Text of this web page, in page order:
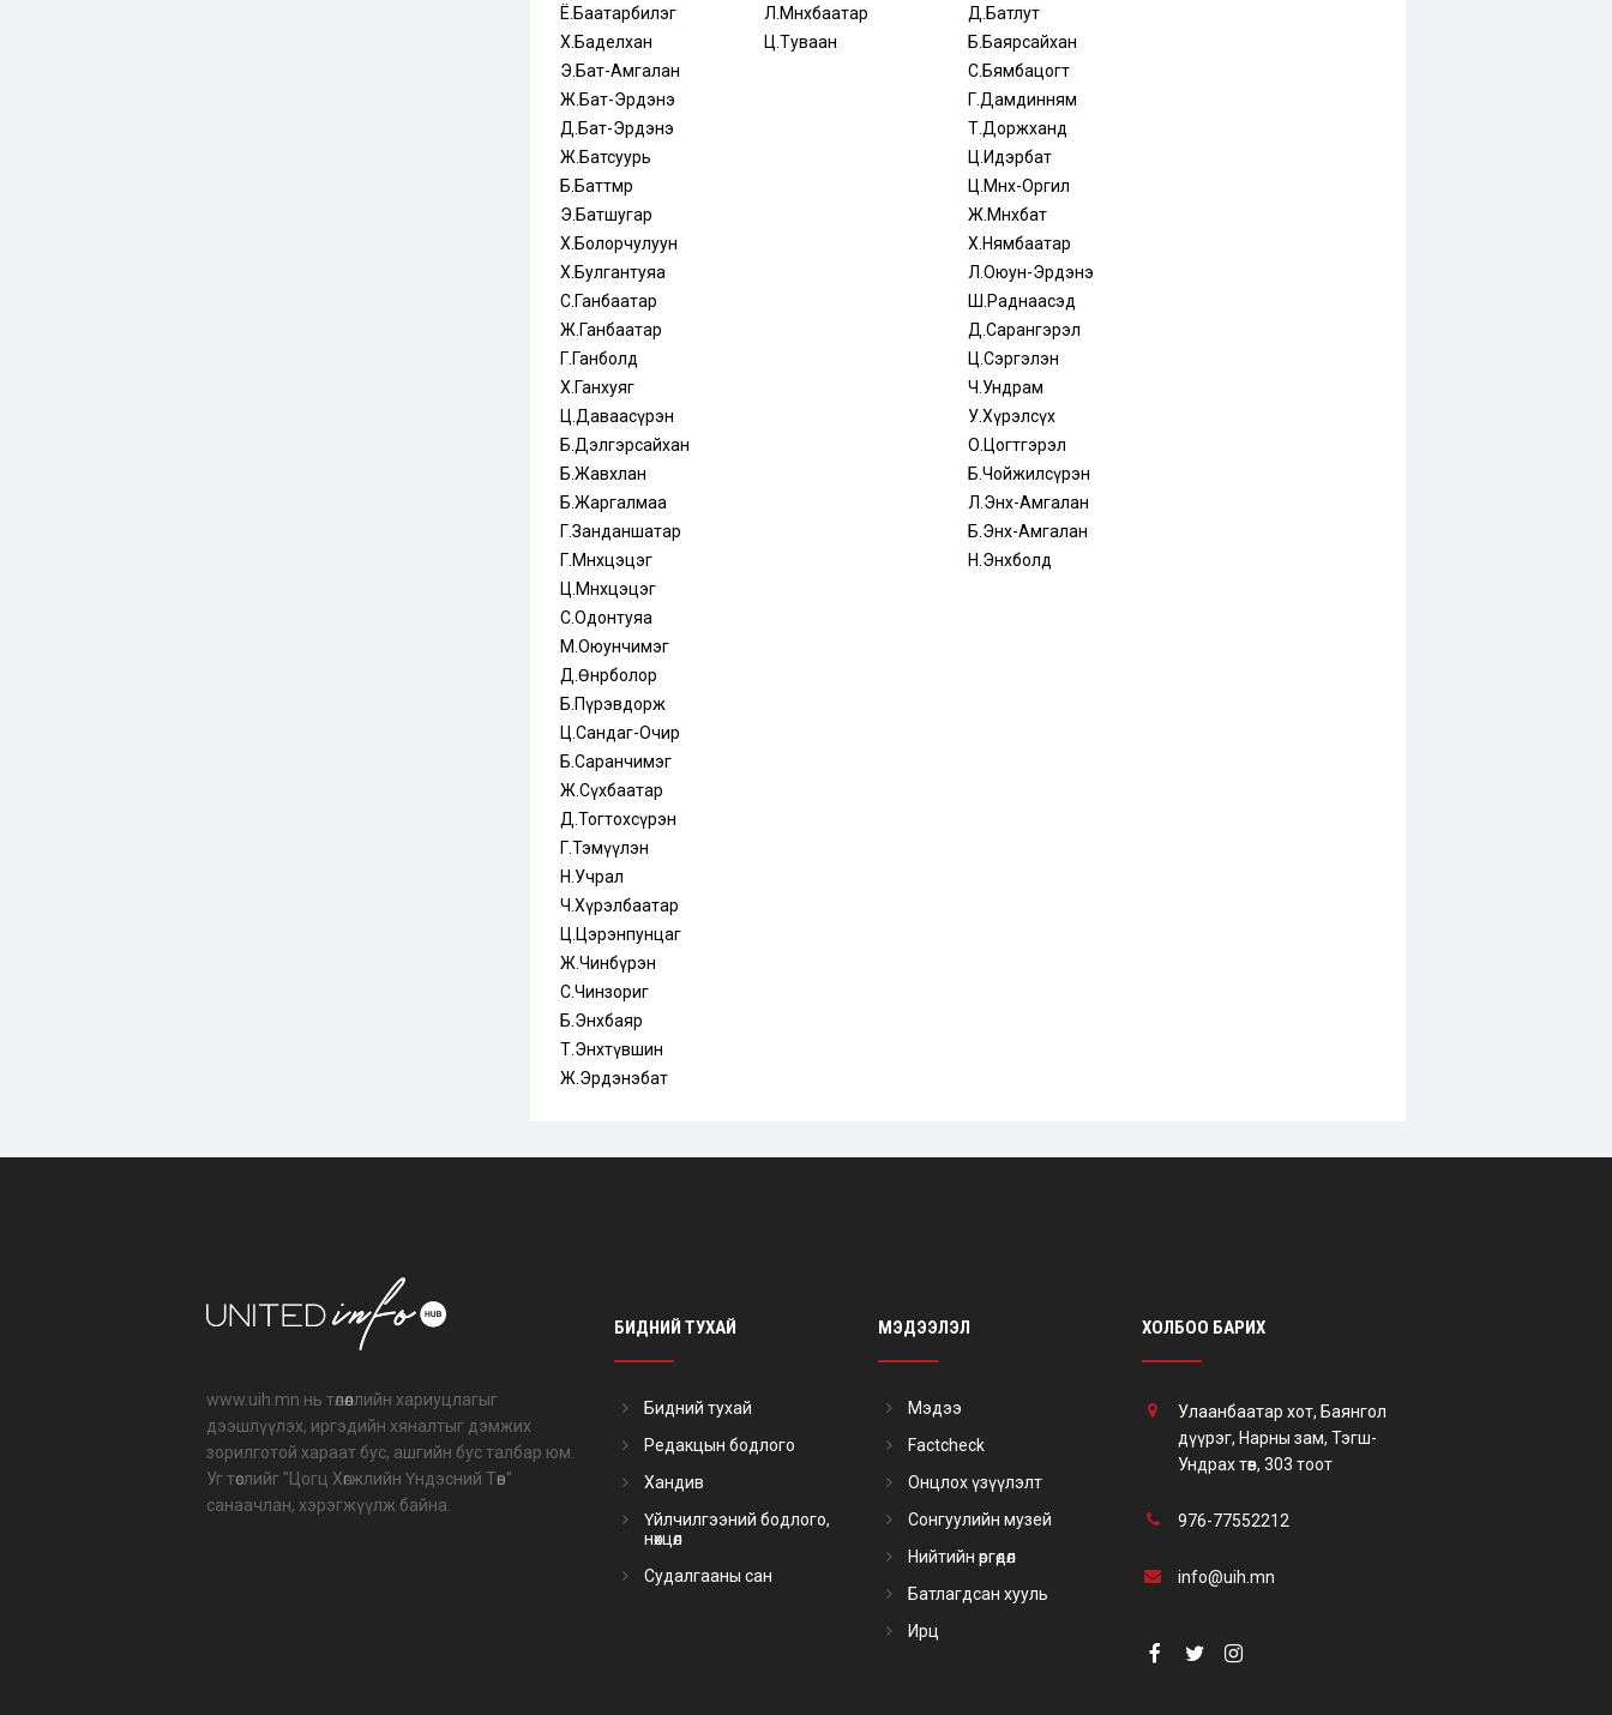
Ё.Баатарбилэг
Х.Баделхан
Э.Бат-Амгалан
Ж.Бат-Эрдэнэ
Д.Бат-Эрдэнэ
Ж.Батсуурь
Б.Баттөмөр
Э.Батшугар
Х.Болорчулуун
Х.Булгантуяа
С.Ганбаатар
Ж.Ганбаатар
Г.Ганболд
Х.Ганхуяг
Ц.Даваасүрэн
Б.Дэлгэрсайхан
Б.Жавхлан
Б.Жаргалмаа
Г.Занданшатар
Г.Мөнхцэцэг
Ц.Мөнхцэцэг
С.Одонтуяа
М.Оюунчимэг
Д.Өнөрболор
Б.Пүрэвдорж
Ц.Сандаг-Очир
Б.Саранчимэг
Ж.Сүхбаатар
Д.Тогтохсүрэн
Г.Тэмүүлэн
Н.Учрал
Ч.Хүрэлбаатар
Ц.Цэрэнпунцаг
Ж.Чинбүрэн
С.Чинзориг
Б.Энхбаяр
Т.Энхтүвшин
Ж.Эрдэнэбат
Л.Мөнхбаатар
Ц.Туваан
Д.Батлут
Б.Баярсайхан
С.Бямбацогт
Г.Дамдинням
Т.Доржханд
Ц.Идэрбат
Ц.Мөнх-Оргил
Ж.Мөнхбат
Х.Нямбаатар
Л.Оюун-Эрдэнэ
Ш.Раднаасэд
Д.Сарангэрэл
Ц.Сэргэлэн
Ч.Ундрам
У.Хүрэлсүх
О.Цогтгэрэл
Б.Чойжилсүрэн
Л.Энх-Амгалан
Б.Энх-Амгалан
Н.Энхболд
www.uih.mn нь төлөөллийн хариуцлагыг
дээшлүүлэх, иргэдийн хяналтыг дэмжих
зорилготой хараат бус, ашгийн бус талбар юм.
Уг төслийг "Цогц Хөгжлийн Үндэсний Төв"
санаачлан, хэрэгжүүлж байна.
БИДНИЙ ТУХАЙ
Бидний тухай
Редакцын бодлого
Хандив
Үйлчилгээний бодлого,
нөхцөл
Судалгааны сан
МЭДЭЭЛЭЛ
Мэдээ
Factcheck
Онцлох үзүүлэлт
Сонгуулийн музей
Нийтийн өргөдөл
Батлагдсан хууль
Ирц
ХОЛБОО БАРИХ
Улаанбаатар хот, Баянгол
дүүрэг, Нарны зам, Тэгш-
Ундрах төв, 303 тоот
976-77552212
info@uih.mn